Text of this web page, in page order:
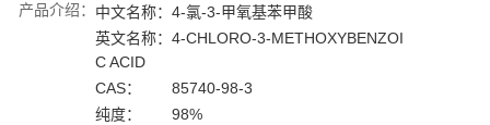
产品介绍： 中文名称： 4-氯-3-甲氧基苯甲酸
英文名称： 4-CHLORO-3-METHOXYBENZOI
C ACID
CAS：
85740-98-3
纯度：
98%